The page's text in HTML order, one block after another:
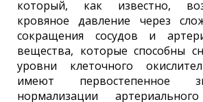
который, как известно,
кровяное давление через
сокращения сосудов и
вещества, которые способны
уровни клеточного
имеют первостепенное
нормализации